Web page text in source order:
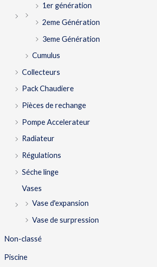
1er génération
2eme Génération
3eme Génération
Cumulus
Collecteurs
Pack Chaudiere
Pièces de rechange
Pompe Accelerateur
Radiateur
Régulations
Séche linge
Vases
Vase d'expansion
Vase de surpression
Non-classé
Piscine